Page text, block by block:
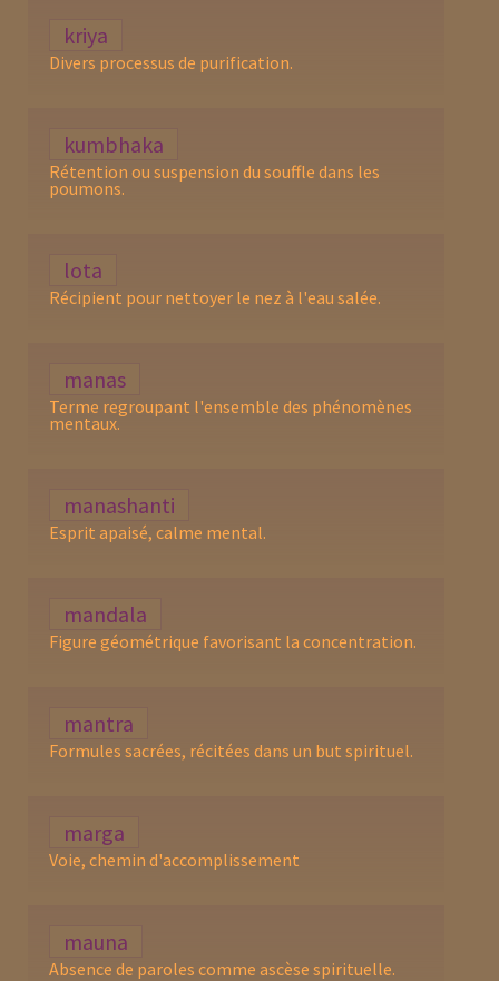
kriya
Divers processus de purification.
kumbhaka
Rétention ou suspension du souffle dans les
poumons.
lota
Récipient pour nettoyer le nez à l'eau salée.
manas
Terme regroupant l'ensemble des phénomènes
mentaux.
manashanti
Esprit apaisé, calme mental.
mandala
Figure géométrique favorisant la concentration.
mantra
Formules sacrées, récitées dans un but spirituel.
marga
Voie, chemin d'accomplissement
mauna
Absence de paroles comme ascèse spirituelle.